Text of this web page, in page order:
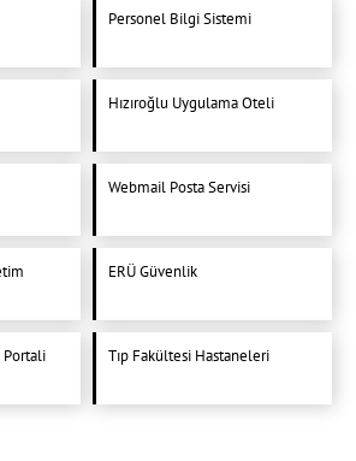
Personel Bilgi Sistemi
Hızıroğlu Uygulama Oteli
Webmail Posta Servisi
ERÜ Güvenlik
Portali Tıp Fakültesi Hastaneleri